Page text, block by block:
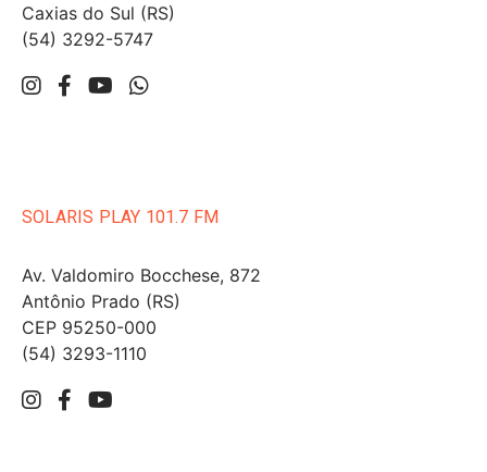
Caxias do Sul (RS)
(54) 3292-5747
SOLARIS PLAY 101.7 FM
Av. Valdomiro Bocchese, 872
Antônio Prado (RS)
CEP 95250-000
(54) 3293-1110